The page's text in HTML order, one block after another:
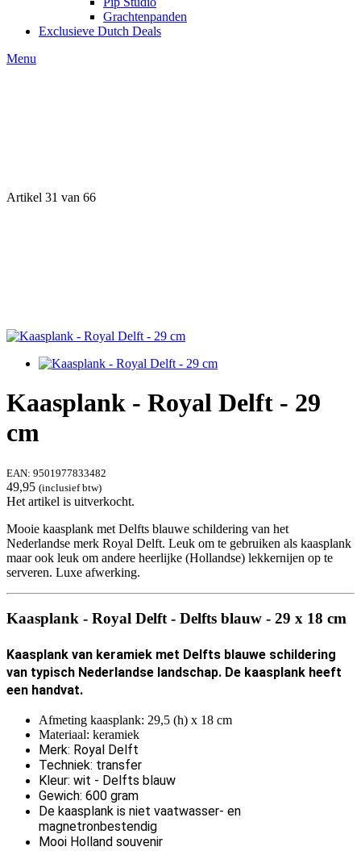
Grachtenpanden
Exclusieve Dutch Deals
Menu
Artikel 31 van 66
Kaasplank - Royal Delft - 29
cm
EAN: 9501977833482
49,95 (inclusief btw)
Het artikel is uitverkocht.
Mooie kaasplank met Delfts blauwe schildering van het
Nederlandse merk Royal Delft. Leuk om te gebruiken als kaasplank
maar ook leuk om andere heerlijke (Hollandse) lekkernijen op te
serveren. Luxe afwerking.
Kaasplank - Royal Delft - Delfts blauw - 29 x 18 cm
Kaasplank van keramiek met Delfts blauwe schildering
van typisch Nederlandse landschap. De kaasplank heeft
een handvat.
Afmeting kaasplank: 29,5 (h) x 18 cm
Materiaal: keramiek
Merk: Royal Delft
Techniek: transfer
Kleur: wit - Delfts blauw
Gewich: 600 gram
De kaasplank is niet vaatwasser- en
magnetronbestendig
Mooi Holland souvenir